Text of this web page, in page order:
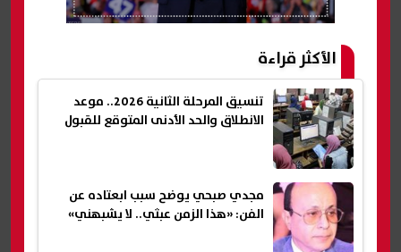
الأكثر قراءة
تنسيق المرحلة الثانية 2026.. موعد
الانطلاق والحد الأدنى المتوقع للقبول
مجدي صبحي يوضح سبب ابعتاده عن
الفن: «هذا الزمن عبثي.. لا يشبهني»